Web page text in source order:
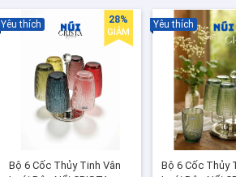
Bộ 6 Cốc Thủy Tinh Vân
Yêu thích 28%
GIẢM
Bộ 6 Cốc Thủy
Yêu thích